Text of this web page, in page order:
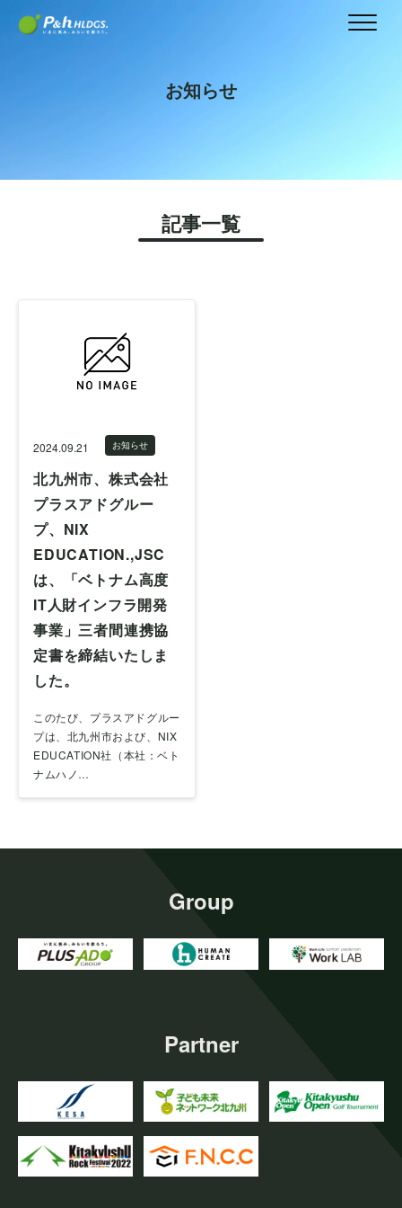
お知らせ
記事一覧
2024.09.21 お知らせ
北九州市、株式会社
プラスアドグルー
プ、NIX
EDUCATION.,JSC
は、「ベトナム高度
IT人財インフラ開発
事業」三者間連携協
定書を締結いたしま
した。
このたび、プラスアドグルー
プは、北九州市および、NIX
EDUCATION社（本社：ベト
ナムハノ…
Group
Partner